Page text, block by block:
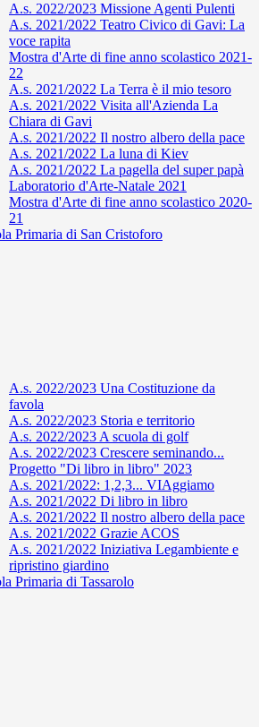
A.s. 2022/2023 Missione Agenti Pulenti
A.s. 2021/2022 Teatro Civico di Gavi: La
voce rapita
Mostra d'Arte di fine anno scolastico 2021-
22
A.s. 2021/2022 La Terra è il mio tesoro
A.s. 2021/2022 Visita all'Azienda La
Chiara di Gavi
A.s. 2021/2022 Il nostro albero della pace
A.s. 2021/2022 La luna di Kiev
A.s. 2021/2022 La pagella del super papà
Laboratorio d'Arte-Natale 2021
Mostra d'Arte di fine anno scolastico 2020-
21
Primaria di San Cristoforo
A.s. 2022/2023 Una Costituzione da
favola
A.s. 2022/2023 Storia e territorio
A.s. 2022/2023 A scuola di golf
A.s. 2022/2023 Crescere seminando...
Progetto "Di libro in libro" 2023
A.s. 2021/2022: 1,2,3... VIAggiamo
A.s. 2021/2022 Di libro in libro
A.s. 2021/2022 Il nostro albero della pace
A.s. 2021/2022 Grazie ACOS
A.s. 2021/2022 Iniziativa Legambiente e
ripristino giardino
Primaria di Tassarolo